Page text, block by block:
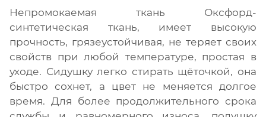
Непромокаемая ткань Оксфорд-
синтетическая ткань, имеет высокую
прочность, грязеустойчивая, не теряет своих
свойств при любой температуре, простая в
уходе. Сидушку легко стирать щёточкой, она
быстро сохнет, а цвет не меняется долгое
время. Для более продолжительного срока